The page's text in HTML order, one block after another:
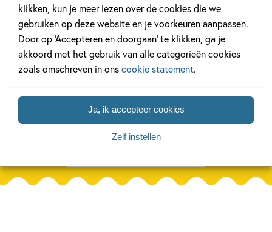
klikken, kun je meer lezen over de cookies die we
gebruiken op deze website en je voorkeuren aanpassen.
Door op ‘Accepteren en doorgaan’ te klikken, ga je
akkoord met het gebruik van alle categorieën cookies
zoals omschreven in onscookie statement.
Ja, ik accepteer cookies
Zelf instellen
20 APRIL 2026
Oplossing ‘De schaduwroof’
puzzel!
Lees meer
27 FEBRUARI 2026
Ons
regent ganzen’